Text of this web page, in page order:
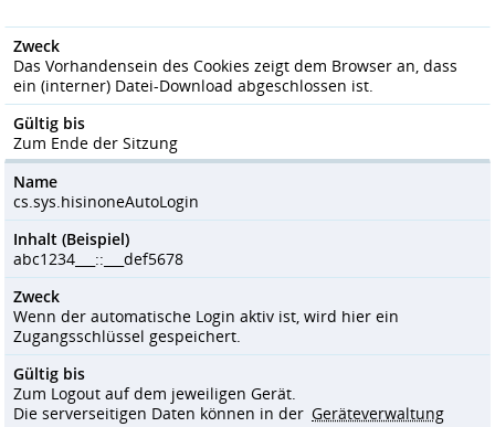
Zweck
Das Vorhandensein des Cookies zeigt dem Browser an, dass
ein (interner) Datei-Download abgeschlossen ist.
Gültig bis
Zum Ende der Sitzung
Name
cs.sys.hisinoneAutoLogin
Inhalt (Beispiel)
abc1234___::___def5678
Zweck
Wenn der automatische Login aktiv ist, wird hier ein
Zugangsschlüssel gespeichert.
Gültig bis
Zum Logout auf dem jeweiligen Gerät.
Die serverseitigen Daten können in der Geräteverwaltung